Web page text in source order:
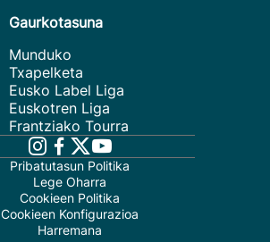
Gaurkotasuna
Munduko
Txapelketa
Eusko Label Liga
Euskotren Liga
Frantziako Tourra
Pribatutasun Politika
Lege Oharra
Cookieen Politika
Cookieen Konfigurazioa
Harremana